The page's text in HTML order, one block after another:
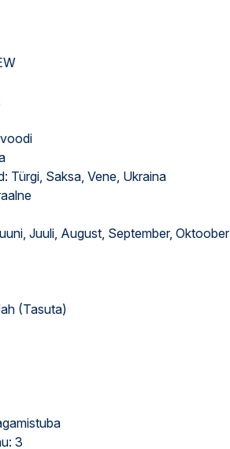
Türgi, Saksa, Vene, Ukraina
Juuli, August, September, Oktoober
(Tasuta)
3